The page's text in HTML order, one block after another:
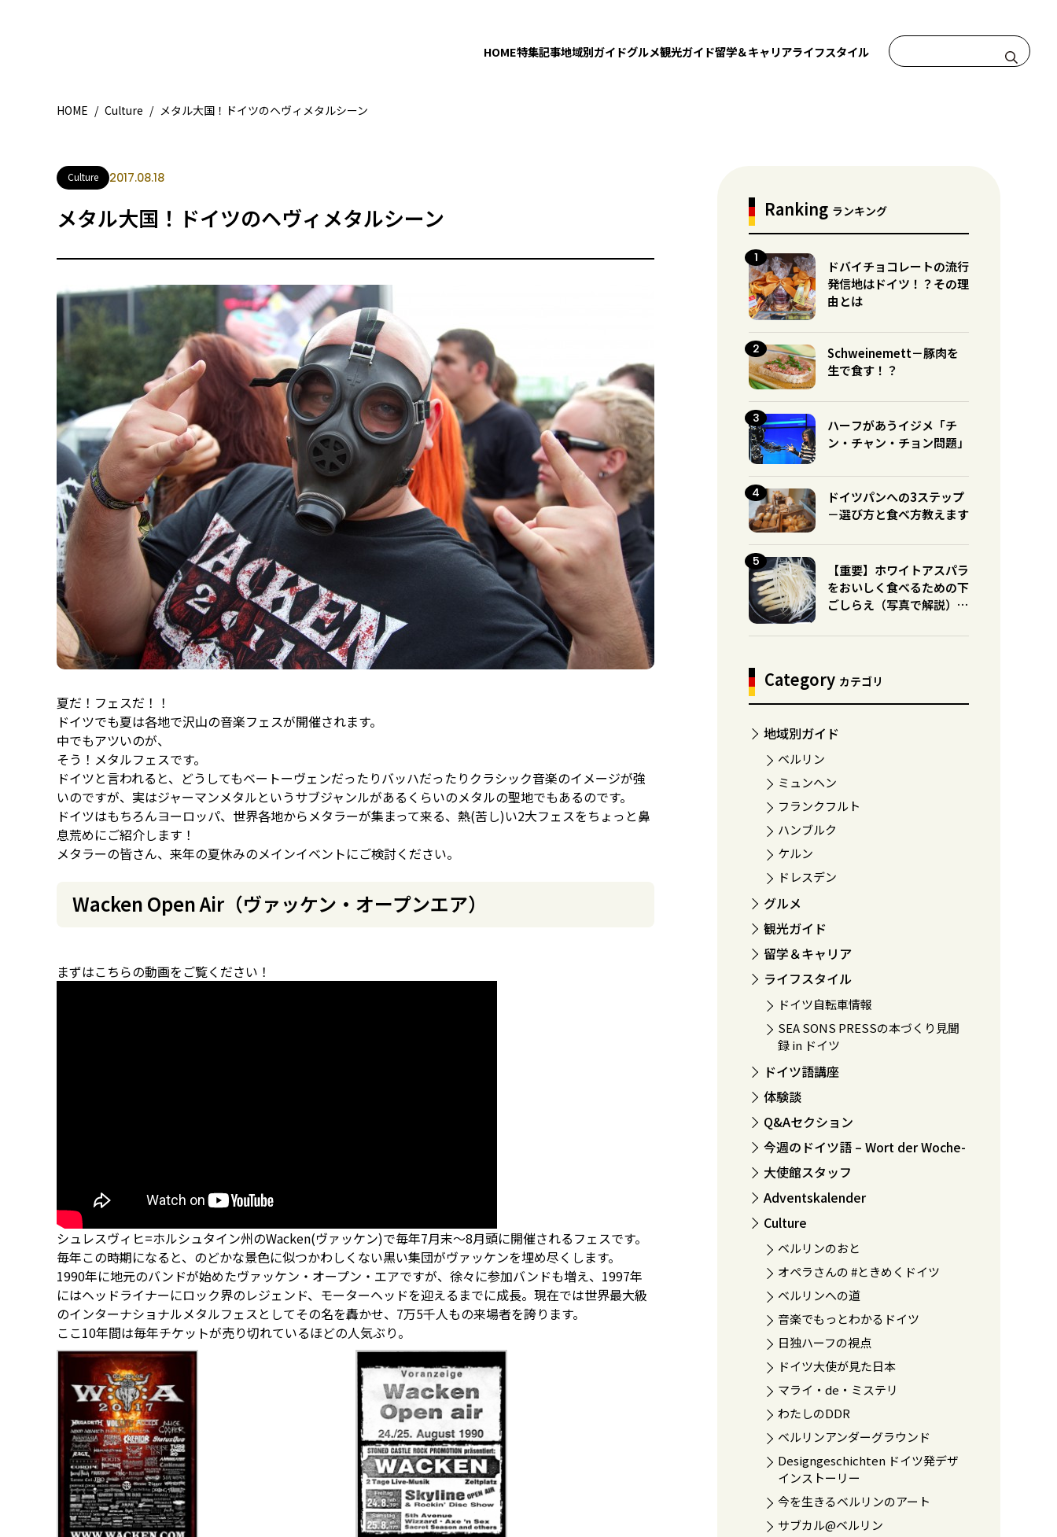
HOME特集記事地域別ガイドグルメ観光ガイド留学＆キャリアライフスタイル
HOME / Culture / メタル大国！ドイツのヘヴィメタルシーン
Culture 2017.08.18
メタル大国！ドイツのヘヴィメタルシーン
夏だ！フェスだ！！
ドイツでも夏は各地で沢山の音楽フェスが開催されます。
中でもアツいのが、
そう！メタルフェスです。
ドイツと言われると、どうしてもベートーヴェンだったりバッハだったりクラシック音楽のイメージが強
いのですが、実はジャーマンメタルというサブジャンルがあるくらいのメタルの聖地でもあるのです。
ドイツはもちろんヨーロッパ、世界各地からメタラーが集まって来る、熱(苦し)い2大フェスをちょっと鼻
息荒めにご紹介します！
メタラーの皆さん、来年の夏休みのメインイベントにご検討ください。
Wacken Open Air（ヴァッケン・オープンエア）
まずはこちらの動画をご覧ください！
シュレスヴィヒ=ホルシュタイン州のWacken(ヴァッケン)で毎年7月末～8月頭に開催されるフェスです。
毎年この時期になると、のどかな景色に似つかわしくない黒い集団がヴァッケンを埋め尽くします。
1990年に地元のバンドが始めたヴァッケン・オープン・エアですが、徐々に参加バンドも増え、1997年
にはヘッドライナーにロック界のレジェンド、モーターヘッドを迎えるまでに成長。現在では世界最大級
のインターナショナルメタルフェスとしてその名を轟かせ、7万5千人もの来場者を誇ります。
ここ10年間は毎年チケットが売り切れているほどの人気ぶり。
Ranking ランキング
ドバイチョコレートの流行
発信地はドイツ！？その理
由とは
Schweinemett－豚肉を
生で食す！？
ハーフがあうイジメ「チ
ン・チャン・チョン問題」
ドイツパンへの3ステップ
－選び方と食べ方教えます
【重要】ホワイトアスパラ
をおいしく食べるための下
ごしらえ（写真で解説）※
Category カテゴリ
地域別ガイド
ベルリン
ミュンヘン
フランクフルト
ハンブルク
ケルン
ドレスデン
グルメ
観光ガイド
留学＆キャリア
ライフスタイル
ドイツ自転車情報
SEA SONS PRESSの本づくり見聞
録 in ドイツ
ドイツ語講座
体験談
Q&Aセクション
今週のドイツ語 – Wort der Woche-
大使館スタッフ
Adventskalender
Culture
ベルリンのおと
オペラさんの #ときめくドイツ
ベルリンへの道
音楽でもっとわかるドイツ
日独ハーフの視点
ドイツ大使が見た日本
マライ・de・ミステリ
わたしのDDR
ベルリンアンダーグラウンド
Designgeschichten ドイツ発デザ
インストーリー
今を生きるベルリンのアート
サブカル@ベルリン